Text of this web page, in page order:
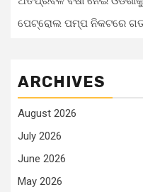
ପେଟ୍ରୋଲ ପମ୍ପ ନିକଟରେ
ARCHIVES
August 2026
July 2026
June 2026
May 2026